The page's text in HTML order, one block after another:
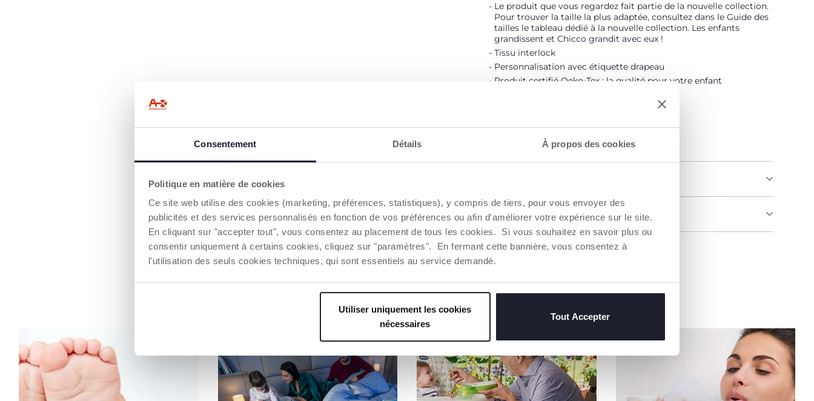
Consentement Détails À propos des cookies
Politique en matière de cookies
Ce site web utilise des cookies (marketing, préférences, statistiques), y compris de tiers, pour vous envoyer des
publicités et des services personnalisés en fonction de vos préférences ou afin d'améliorer votre expérience sur le site.
En cliquant sur "accepter tout", vous consentez au placement de tous les cookies. Si vous souhaitez en savoir plus ou
consentir uniquement à certains cookies, cliquez sur "paramètres". En fermant cette bannière, vous consentez à
l'utilisation des seuls cookies techniques, qui sont essentiels au service demandé.
Utiliser uniquement les cookies
nécessaires
Tout Accepter
Le produit que vous regardez fait partie de la nouvelle collection.
Pour trouver la taille la plus adaptée, consultez dans le Guide des
tailles le tableau dédié à la nouvelle collection. Les enfants
grandissent et Chicco grandit avec eux !
Tissu interlock
Personnalisation avec étiquette drapeau
Produit certifié Oeko-Tex : la qualité pour votre enfant
AVERTISSEMENTS ET INSTRUCTIONS
Trouver un Revendeur